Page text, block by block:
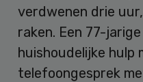
verdwenen drie
raken. Een 77-
huishoudelijke hulp
telefoongesprek